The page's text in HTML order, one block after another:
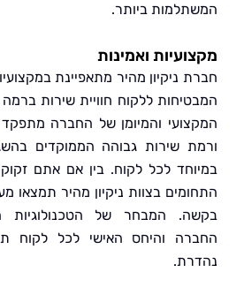
ביותר.
ואמינות
ניקיון מהיר מתאפיינת במקצועיות
ללקוח חוויית שירות ברמה הגבוהה
והמיומן של החברה מתפקד מתוך
שירות גבוהה הממוקדים בהשגת
לכל לקוח. בין אם אתם זקוקים
בצוות ניקיון מהיר תמצאו מענה
המבחר של הטכנולוגיות
והיחס האישי לכל לקוח תורמים